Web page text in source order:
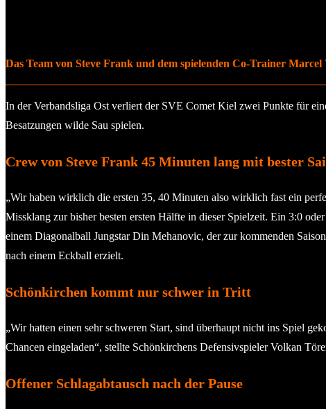
Das Team von Steve Frank und dem spielenden Co-Trainer
In der Verbandsliga Ost verliert der SVE Comet Kiel zwei Punkte für
Besatzungen wilde Sau spielen.
Crew von Steve Frank 45 Minuten lang mit bester
„Wir haben wirklich die ersten 35, 40 Minuten also wirklich fast ein
Missklang zur bisher besten ersten Hälfte in dieser Spielzeit. Ein 3:0
einem Diagonalball Jungstar Din Mehanovic, der zur kommenden
nach einem Eckball erzielt.
Schönkirchen kommt nur schwer in Tritt
„Wir hatten einen sehr schweren Start, sind überhaupt nicht ins Spiel
Chancen eingeladen“, stellte Schönkirchens Defensivspieler Volkan
Offener Schlagabtausch nach der Pause